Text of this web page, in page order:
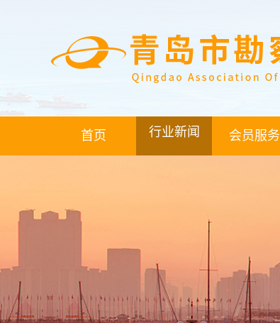
首页 行业新闻 会员服务